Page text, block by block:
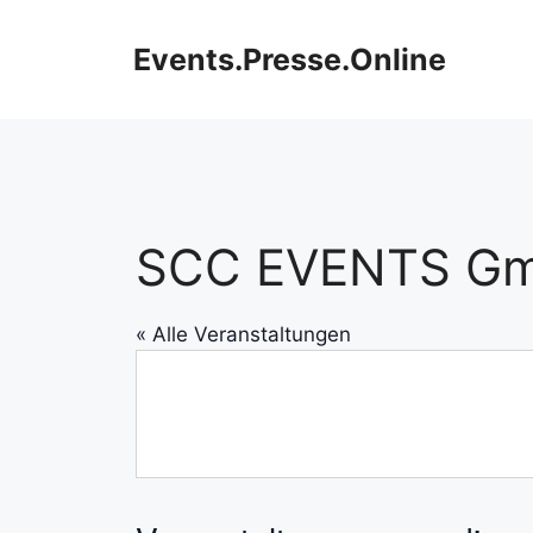
Events.Presse.Online
SCC EVENTS
« Alle Veranstaltungen